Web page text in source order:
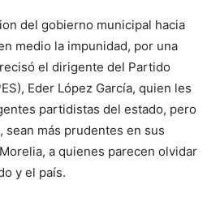
del gobierno municipal hacia
medio la impunidad, por una
el dirigente del Partido
Eder López García, quien les
partidistas del estado, pero
sean más prudentes en sus
a quienes parecen olvidar
y el país.